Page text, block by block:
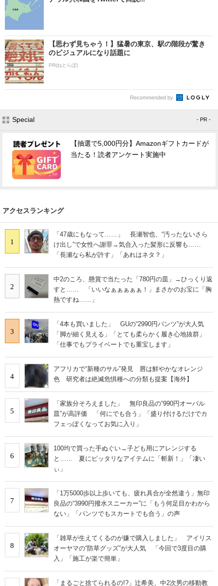
【思わず見ちゃう！】猛暑の東京、駅の階段が驚き
のビジュアルになり話題に
PR(ねとらぼ)
Recommended by
Special - PR -
【抽選で5,000円分】Amazonギフトカードが
当たる！読者アンケート実施中
アクセスランキング
1
「47歳にもなって……」 長瀬智也、“汚ったないさら
け出し”で女性へ謝罪→気合入った髪形に反響も……
「長瀬なら私が許す」「あれはネタ？」
2
中2のころ、懸賞で当たった「780円の皿」→ひっくり返
すと…… 「いいなぁぁぁぁぁ！」まさかのお宝に「胸
熱ですね……」
3
「4本も買いました」 GUの“2990円パンツ”が大人気
「脚が細く見える」「とても柔らかく履き心地抜群」
「仕事でもプライベートでも重宝します」
4
アフリカで“新種のサル”発見 唇は鮮やかなオレンジ
色 研究者は絶滅危惧種への分類も提案【海外】
5
「家族分そろえました」 無印良品の“990円オーバル
皿”が高評価 「何にでも合う」「盛り付けるだけでカ
フェっぽくなってお気に入り」
6
100均で買った手ぬぐい→子ども用にアレンジする
と…… 夏にピッタリなアイテムに「斬新！」「凄い
ぃ」
7
「1万5000歩以上歩いても、疲れ具合が全然違う」無印
良品の“3990円撥水スニーカー”に「もう何足目かわから
ない」「パンツでもスカートでも合う」の声
8
「雑草が生えてくるのが嫌で購入しました」 アイリス
オーヤマの“防草グッズ”が大人気 「今回で3度目の購
入」「施工が楽で簡単」
「まるごと捨てられるの!?」辻希美、中2次男の移動教